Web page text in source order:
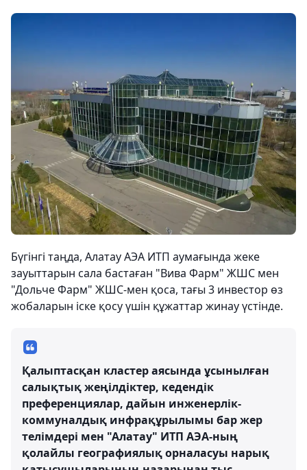
Бүгінгі таңда, Алатау АЭА ИТП аумағында жеке
зауыттарын сала бастаған "Вива Фарм" ЖШС мен
"Дольче Фарм" ЖШС-мен қоса, тағы 3 инвестор өз
жобаларын іске қосу үшін құжаттар жинау үстінде.
Қалыптасқан кластер аясында ұсынылған
салықтық жеңілдіктер, кедендік
преференциялар, дайын инженерлік-
коммуналдық инфрақұрылымы бар жер
телімдері мен "Алатау" ИТП АЭА-ның
қолайлы географиялық орналасуы нарық